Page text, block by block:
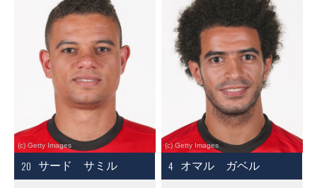
20 サード サミル 4 オマル ガベル